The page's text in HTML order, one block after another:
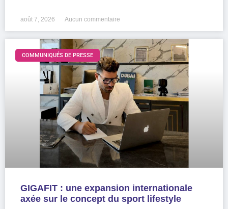
août 7, 2026 Aucun commentaire
COMMUNIQUÉS DE PRESSE
GIGAFIT : une expansion internationale
axée sur le concept du sport lifestyle